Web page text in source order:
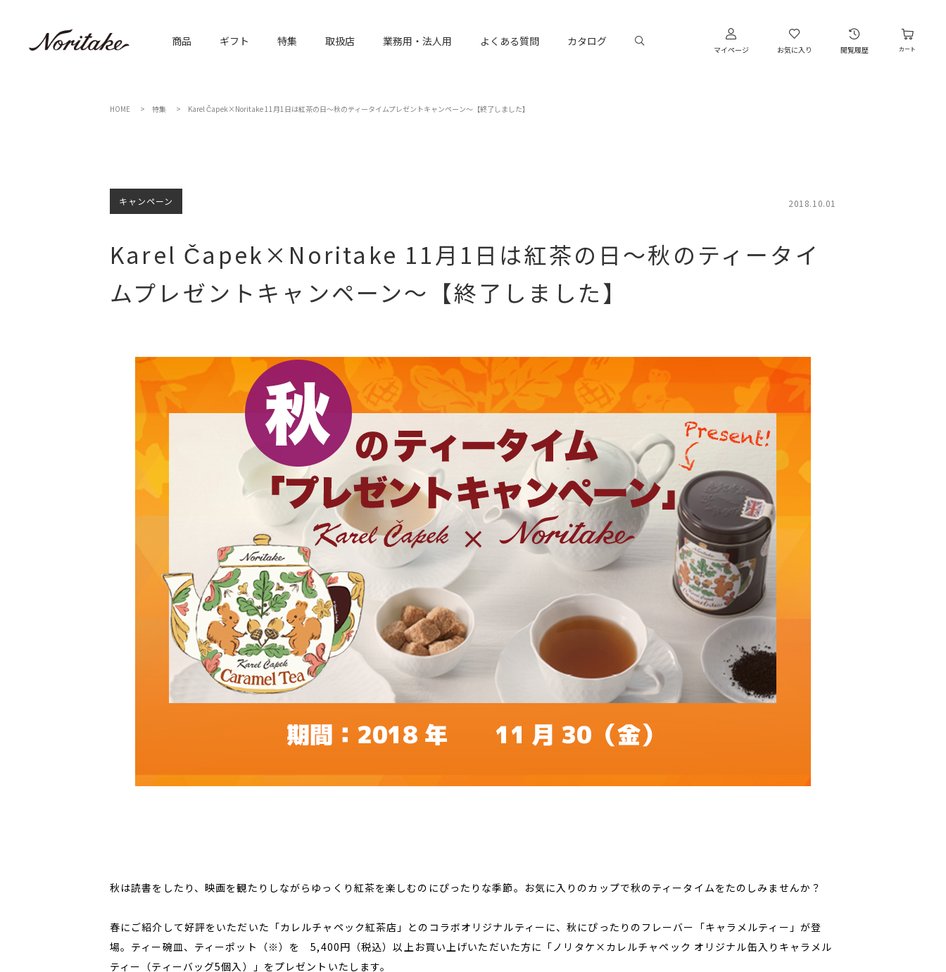
商品 ギフト 特集 取扱店 業務用・法人用 よくある質問 カタログ
マイページ お気に入り 閲覧履歴 カート
HOME 特集 Karel Čapek×Noritake 11月1日は紅茶の日～秋のティータイムプレゼントキャンペーン～【終了しました】
キャンペーン 2018.10.01
Karel Čapek×Noritake 11月1日は紅茶の日～秋のティータイ
ムプレゼントキャンペーン～【終了しました】
秋は読書をしたり、映画を観たりしながらゆっくり紅茶を楽しむのにぴったりな季節。お気に入りのカップで秋のティータイムをたのしみませんか？
春にご紹介して好評をいただいた「カレルチャペック紅茶店」とのコラボオリジナルティーに、秋にぴったりのフレーバー「キャラメルティー」が登
場。ティー碗皿、ティーポット（※）を 5,400円（税込）以上お買い上げいただいた方に「ノリタケ×カレルチャペック オリジナル缶入りキャラメル
ティー（ティーバッグ5個入）」をプレゼントいたします。